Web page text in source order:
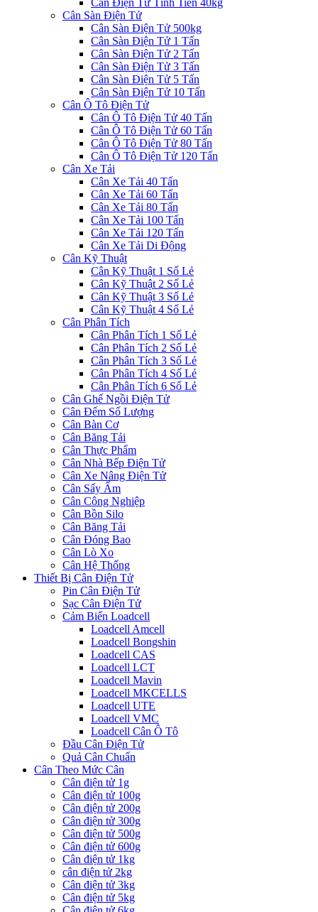
Cân Điện Tử Tính Tiền 40kg
Cân Sàn Điện Tử
Cân Sàn Điện Tử 500kg
Cân Sàn Điện Tử 1 Tấn
Cân Sàn Điện Tử 2 Tấn
Cân Sàn Điện Tử 3 Tấn
Cân Sàn Điện Tử 5 Tấn
Cân Sàn Điện Tử 10 Tấn
Cân Ô Tô Điện Tử
Cân Ô Tô Điện Tử 40 Tấn
Cân Ô Tô Điện Tử 60 Tấn
Cân Ô Tô Điện Tử 80 Tấn
Cân Ô Tô Điện Tử 120 Tấn
Cân Xe Tải
Cân Xe Tải 40 Tấn
Cân Xe Tải 60 Tấn
Cân Xe Tải 80 Tấn
Cân Xe Tải 100 Tấn
Cân Xe Tải 120 Tấn
Cân Xe Tải Di Động
Cân Kỹ Thuật
Cân Kỹ Thuật 1 Số Lẻ
Cân Kỹ Thuật 2 Số Lẻ
Cân Kỹ Thuật 3 Số Lẻ
Cân Kỹ Thuật 4 Số Lẻ
Cân Phân Tích
Cân Phân Tích 1 Số Lẻ
Cân Phân Tích 2 Số Lẻ
Cân Phân Tích 3 Số Lẻ
Cân Phân Tích 4 Số Lẻ
Cân Phân Tích 6 Số Lẻ
Cân Ghế Ngồi Điện Tử
Cân Đếm Số Lượng
Cân Bàn Cơ
Cân Băng Tải
Cân Thực Phẩm
Cân Nhà Bếp Điện Tử
Cân Xe Nâng Điện Tử
Cân Sấy Ẩm
Cân Công Nghiệp
Cân Bồn Silo
Cân Băng Tải
Cân Đóng Bao
Cân Lò Xo
Cân Hệ Thống
Thiết Bị Cân Điện Tử
Pin Cân Điện Tử
Sạc Cân Điện Tử
Cảm Biến Loadcell
Loadcell Amcell
Loadcell Bongshin
Loadcell CAS
Loadcell LCT
Loadcell Mavin
Loadcell MKCELLS
Loadcell UTE
Loadcell VMC
Loadcell Cân Ô Tô
Đầu Cân Điện Tử
Quả Cân Chuẩn
Cân Theo Mức Cân
Cân điện tử 1g
Cân điện tử 100g
Cân điện tử 200g
Cân điện tử 300g
Cân điện tử 500g
Cân điện tử 600g
Cân điện tử 1kg
cân điện tử 2kg
Cân điện tử 3kg
Cân điện tử 5kg